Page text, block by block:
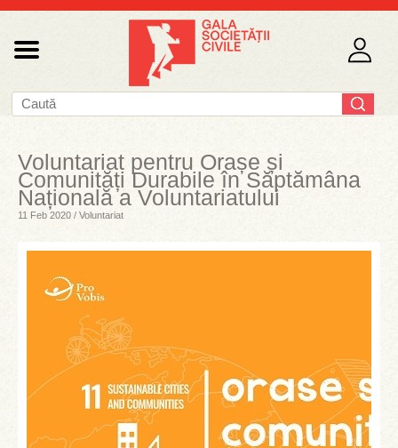
Voluntariat pentru Orașe și
Comunități Durabile în Săptămâna
Națională a Voluntariatului
11 Feb 2020 / Voluntariat